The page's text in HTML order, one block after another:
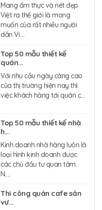
Mang ẩm thực và nét đẹp
Việt ra thế giới là mong
muốn của rất nhiều người
dân Vi....
Top 50 mẫu thiết kế
quán...
Với nhu cầu ngày càng cao
của thị trường hiện nay thì
việc khách hàng tới quán c....
Top 50 mẫu thiết kế nhà
h...
Kinh doanh nhà hàng luôn là
loại hình kinh doanh được
các chủ đầu tư quan tâm.
N....
Thi công quán cafe sân
vư...